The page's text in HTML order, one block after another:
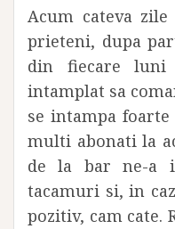
Acum cateva
prieteni, dupa
din fiecare luni
intamplat sa
se intampa
multi abonati la
de la bar ne-a
tacamuri si, in
pozitiv, cam cate.